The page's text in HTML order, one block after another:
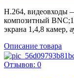
H.264, видеовходы
композитный
экрана 1,4,8 камер,
Описание товара
Отзывов: 0